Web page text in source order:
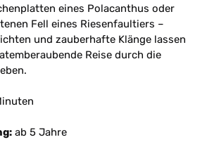
eines Polacanthus oder
Fell eines Riesenfaultiers –
und zauberhafte Klänge lassen
Reise durch die
ab 5 Jahre